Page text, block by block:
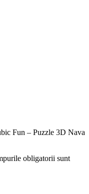
Fun – Puzzle 3D Nava
obligatorii sunt